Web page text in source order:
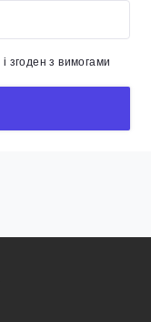
і згоден з вимогами